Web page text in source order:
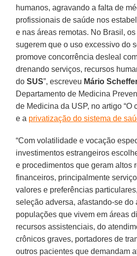
humanos, agravando a falta de
profissionais de saúde nos
e nas áreas remotas. No Brasil,
sugerem que o uso excessivo do
promove concorrência desleal
drenando serviços, recursos
doSUS”, escreveu Mário
Departamento de Medicina
de Medicina da USP, no artigo “O
e a privatização do sistema de
“Com volatilidade e vocação
investimentos estrangeiros
e procedimentos que geram altos
financeiros, principalmente
valores e preferências
seleção adversa, afastando-se do
populações que vivem em áreas
recursos assistenciais, do
crônicos graves, portadores de
outros pacientes que demandam